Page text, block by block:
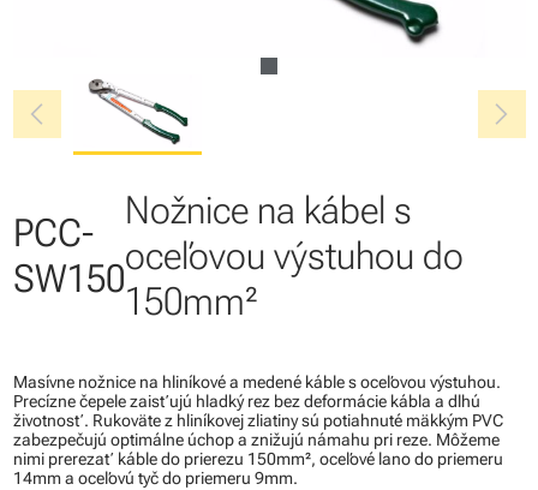
chevron_left chevron_right
PCC-
SW150
Nožnice na kábel s
oceľovou výstuhou do
150mm²
Masívne nožnice na hliníkové a medené káble s oceľovou výstuhou.
Precízne čepele zaisťujú hladký rez bez deformácie kábla a dlhú
životnosť. Rukoväte z hliníkovej zliatiny sú potiahnuté mäkkým PVC
zabezpečujú optimálne úchop a znižujú námahu pri reze. Môžeme
nimi prerezať káble do prierezu 150mm², oceľové lano do priemeru
14mm a oceľovú tyč do priemeru 9mm.